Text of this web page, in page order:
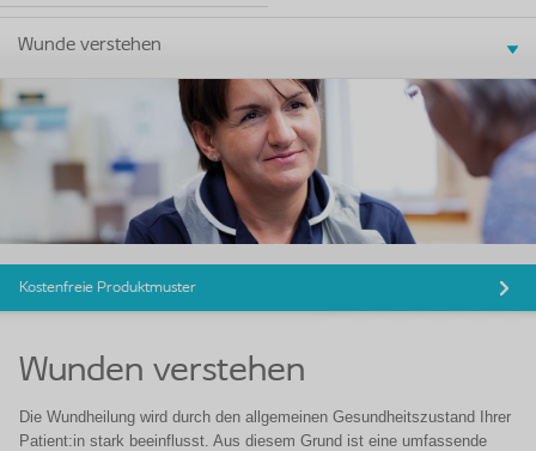
Wunde verstehen
Kostenfreie Produktmuster
Wunden verstehen
Die Wundheilung wird durch den allgemeinen Gesundheitszustand Ihrer
Patient:in stark beeinflusst. Aus diesem Grund ist eine umfassende